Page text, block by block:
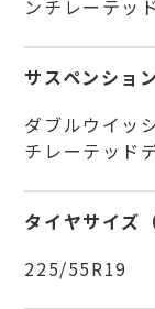
ンチレーテッ
サスペンショ
ダブルウイッ
チレーテッド
タイヤサイズ
225/55R19